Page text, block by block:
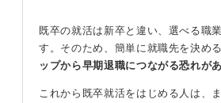
そのうえでこれまでのアルバイト経
析）をおこない、仕事内容や工夫し
PRの材料にします。
面接では「なぜ今正社員になりたい
既卒の就活は新卒と違い、選べる職
す。そのため、簡単に就職先を決め
ップから早期退職につながる恐れがあ
これから既卒就活をはじめる人は、